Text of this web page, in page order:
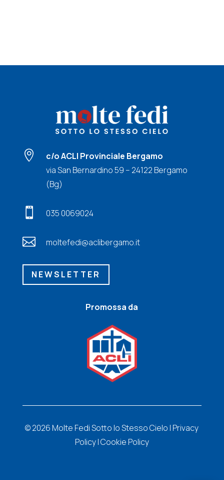

c/o ACLI Provinciale Bergamo
via San Bernardino 59 – 24122 Bergamo
(Bg)
 035 0069024
 moltefedi@aclibergamo.it
NEWSLETTER
Promossa da
© 2026 Molte Fedi Sotto lo Stesso Cielo | Privacy
Policy|Cookie Policy